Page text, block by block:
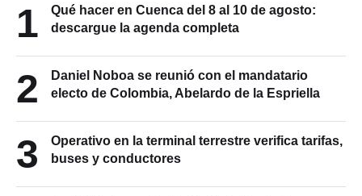
1
Qué hacer en Cuenca del 8 al 10 de agosto:
descargue la agenda completa
2
Daniel Noboa se reunió con el mandatario
electo de Colombia, Abelardo de la Espriella
3
Operativo en la terminal terrestre verifica tarifas,
buses y conductores